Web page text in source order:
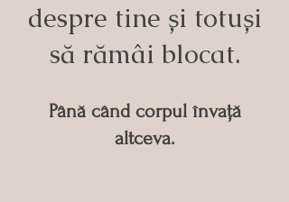
despre tine și totuși
să rămâi blocat.
Până când corpul învață
altceva.